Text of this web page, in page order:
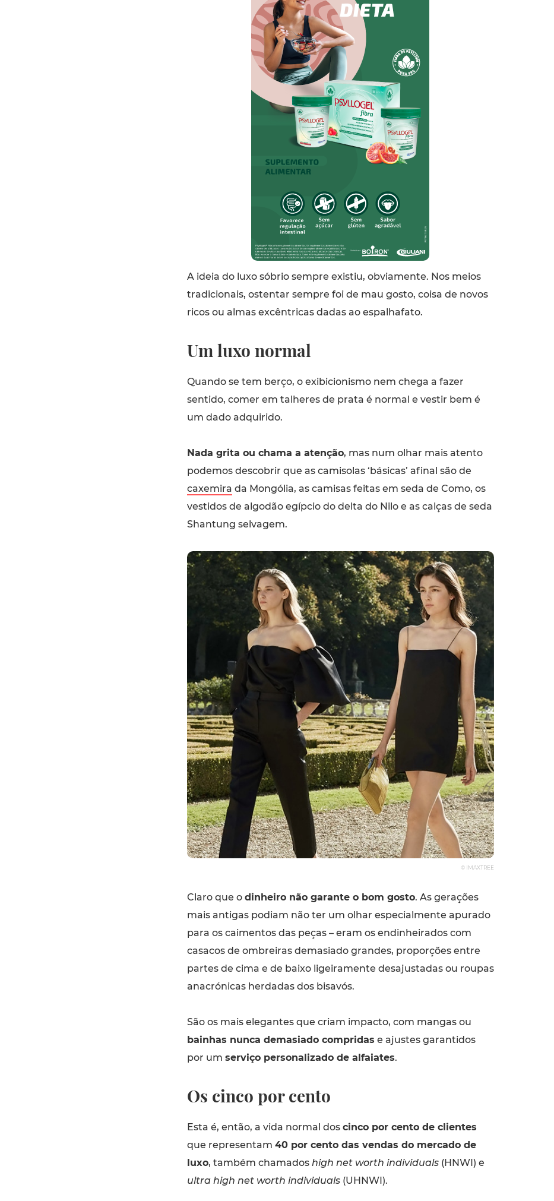
A ideia do luxo sóbrio sempre existiu, obviamente. Nos meios
tradicionais, ostentar sempre foi de mau gosto, coisa de novos
ricos ou almas excêntricas dadas ao espalhafato.
Um luxo normal
Quando se tem berço, o exibicionismo nem chega a fazer
sentido, comer em talheres de prata é normal e vestir bem é
um dado adquirido.
Nada grita ou chama a atenção, mas num olhar mais atento
podemos descobrir que as camisolas ‘básicas’ afinal são de
caxemira da Mongólia, as camisas feitas em seda de Como, os
vestidos de algodão egípcio do delta do Nilo e as calças de seda
Shantung selvagem.
© IMAXTREE
Claro que o dinheiro não garante o bom gosto. As gerações
mais antigas podiam não ter um olhar especialmente apurado
para os caimentos das peças – eram os endinheirados com
casacos de ombreiras demasiado grandes, proporções entre
partes de cima e de baixo ligeiramente desajustadas ou roupas
anacrónicas herdadas dos bisavós.
São os mais elegantes que criam impacto, com mangas ou
bainhas nunca demasiado compridas e ajustes garantidos
por um serviço personalizado de alfaiates.
Os cinco por cento
Esta é, então, a vida normal dos cinco por cento de clientes
que representam 40 por cento das vendas do mercado de
luxo, também chamados high net worth individuals(HNWI) e
ultra high net worth individuals(UHNWI).